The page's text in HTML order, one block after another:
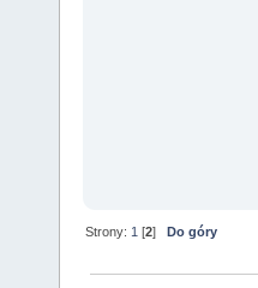
Strony: 1 [2]Do góry